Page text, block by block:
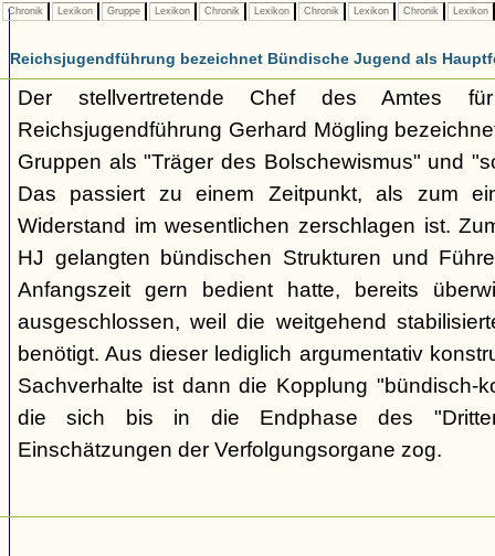
Chronik Lexikon Gruppe Lexikon Chronik Lexikon Chronik Lexikon Chronik Lexikon
Reichsjugendführung bezeichnet Bündische Jugend als
Der stellvertretende Chef des Amtes
Reichsjugendführung Gerhard Mögling
Gruppen als "Träger des Bolschewismus" und
Das passiert zu einem Zeitpunkt, als zum
Widerstand im wesentlichen zerschlagen ist.
HJ gelangten bündischen Strukturen und
Anfangszeit gern bedient hatte, bereits
ausgeschlossen, weil die weitgehend
benötigt. Aus dieser lediglich argumentativ
Sachverhalte ist dann die Kopplung "bündisch-
die sich bis in die Endphase des
Einschätzungen der Verfolgungsorgane zog.